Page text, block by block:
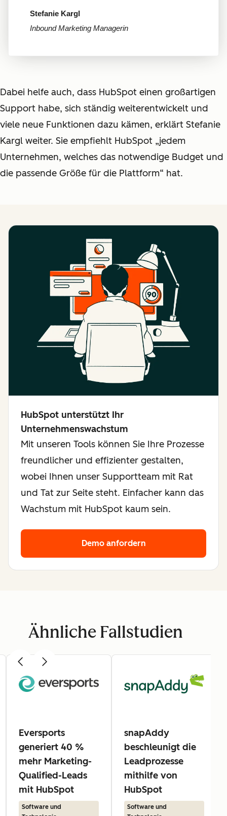
Stefanie Kargl
Inbound Marketing Managerin
Dabei helfe auch, dass HubSpot einen großartigen
Support habe, sich ständig weiterentwickelt und
viele neue Funktionen dazu kämen, erklärt Stefanie
Kargl weiter. Sie empfiehlt HubSpot „jedem
Unternehmen, welches das notwendige Budget und
die passende Größe für die Plattform“ hat.
HubSpot unterstützt Ihr
Unternehmenswachstum
Mit unseren Tools können Sie Ihre Prozesse
freundlicher und effizienter gestalten,
wobei Ihnen unser Supportteam mit Rat
und Tat zur Seite steht. Einfacher kann das
Wachstum mit HubSpot kaum sein.
Demo anfordern
Ähnliche Fallstudien
Eversports
generiert 40 %
mehr Marketing-
Qualified-Leads
mit HubSpot
Software und
snapAddy
beschleunigt die
Leadprozesse
mithilfe von
HubSpot
Software und